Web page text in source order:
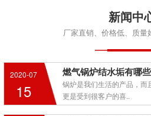
新闻中
厂家直销、价格低、质量
2020-07
15
燃气锅炉结水垢有哪
锅炉是我们生活的产品，而
更是受到很客户的喜..